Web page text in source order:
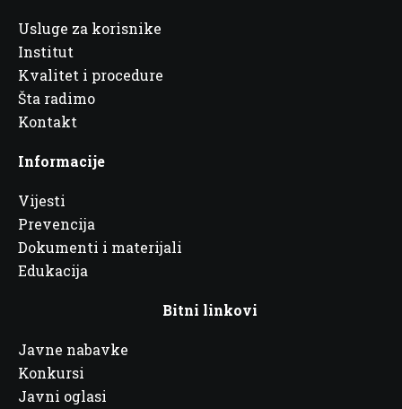
Usluge za korisnike
Institut
Kvalitet i procedure
Šta radimo
Kontakt
Informacije
Vijesti
Prevencija
Dokumenti i materijali
Edukacija
Bitni linkovi
Javne nabavke
Konkursi
Javni oglasi